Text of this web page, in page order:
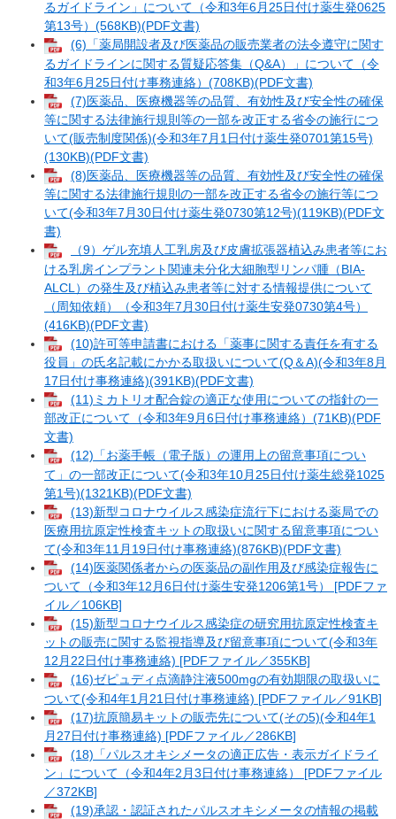
るガイドライン」について（令和3年6月25日付け薬生発0625
第13号）(568KB)(PDF文書)
(6)「薬局開設者及び医薬品の販売業者の法令遵守に関す
るガイドラインに関する質疑応答集（Q&A）」について（令
和3年6月25日付け事務連絡）(708KB)(PDF文書)
(7)医薬品、医療機器等の品質、有効性及び安全性の確保
等に関する法律施行規則等の一部を改正する省令の施行につ
いて(販売制度関係)(令和3年7月1日付け薬生発0701第15号)
(130KB)(PDF文書)
(8)医薬品、医療機器等の品質、有効性及び安全性の確保
等に関する法律施行規則の一部を改正する省令の施行等につ
いて(令和3年7月30日付け薬生発0730第12号)(119KB)(PDF文
書)
（9）ゲル充填人工乳房及び皮膚拡張器植込み患者等にお
ける乳房インプラント関連未分化大細胞型リンパ腫（BIA-
ALCL）の発生及び植込み患者等に対する情報提供について
（周知依頼）（令和3年7月30日付け薬生安発0730第4号）
(416KB)(PDF文書)
(10)許可等申請書における「薬事に関する責任を有する
役員」の氏名記載にかかる取扱いについて(Q＆A)(令和3年8月
17日付け事務連絡)(391KB)(PDF文書)
(11)ミカトリオ配合錠の適正な使用についての指針の一
部改正について（令和3年9月6日付け事務連絡）(71KB)(PDF
文書)
(12)「お薬手帳（電子版）の運用上の留意事項につい
て」の一部改正について(令和3年10月25日付け薬生総発1025
第1号)(1321KB)(PDF文書)
(13)新型コロナウイルス感染症流行下における薬局での
医療用抗原定性検査キットの取扱いに関する留意事項につい
て(令和3年11月19日付け事務連絡)(876KB)(PDF文書)
(14)医薬関係者からの医薬品の副作用及び感染症報告に
ついて（令和3年12月6日付け薬生安発1206第1号） [PDFファ
イル／106KB]
(15)新型コロナウイルス感染症の研究用抗原定性検査キ
ットの販売に関する監視指導及び留意事項について(令和3年
12月22日付け事務連絡) [PDFファイル／355KB]
(16)ゼピュディ点滴静注液500mgの有効期限の取扱いに
ついて(令和4年1月21日付け事務連絡) [PDFファイル／91KB]
(17)抗原簡易キットの販売先について(その5)(令和4年1
月27日付け事務連絡) [PDFファイル／286KB]
(18)「パルスオキシメータの適正広告・表示ガイドライ
ン」について（令和4年2月3日付け事務連絡） [PDFファイル
／372KB]
(19)承認・認証されたパルスオキシメータの情報の掲載